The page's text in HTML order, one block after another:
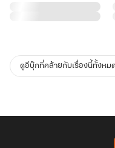
ดูอีบุ๊กที่คล้ายกับเรื่องนี้ทั้งหม